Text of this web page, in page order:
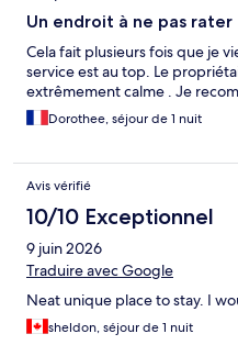
Un endroit à ne pas rater
Cela fait plusieurs fois que je
service est au top. Le
extrêmement calme . Je
Dorothee, séjour de 1 nuit
Avis vérifié
10/10 Exceptionnel
9 juin 2026
Traduire avec Google
Neat unique place to stay. I
sheldon, séjour de 1 nuit